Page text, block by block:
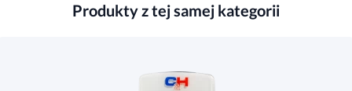
Produkty z tej samej kategorii